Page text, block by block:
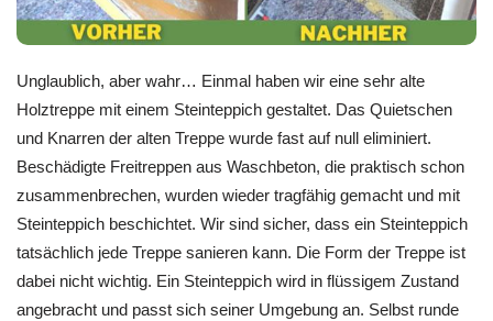
Unglaublich, aber wahr… Einmal haben wir eine sehr alte
Holztreppe mit einem Steinteppich gestaltet. Das Quietschen
und Knarren der alten Treppe wurde fast auf null eliminiert.
Beschädigte Freitreppen aus Waschbeton, die praktisch schon
zusammenbrechen, wurden wieder tragfähig gemacht und mit
Steinteppich beschichtet. Wir sind sicher, dass ein Steinteppich
tatsächlich jede Treppe sanieren kann. Die Form der Treppe ist
dabei nicht wichtig. Ein Steinteppich wird in flüssigem Zustand
angebracht und passt sich seiner Umgebung an. Selbst runde